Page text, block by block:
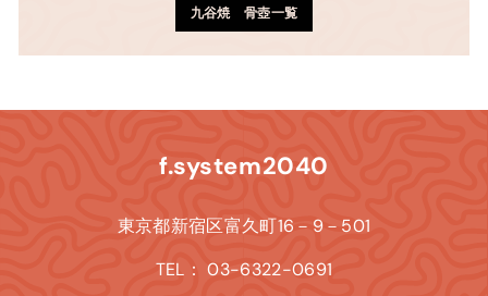
九谷焼 骨壺一覧
f.system2040
東京都新宿区富久町16－9－501
TEL： 03-6322-0691